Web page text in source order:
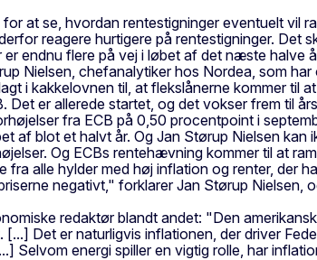
at se, hvordan rentestigninger eventuelt vil
reagere hurtigere på rentestigninger.
endnu flere på vej i løbet af det næste
Nielsen, chefanalytiker hos Nordea, som
i kakkelovnen til, at flekslånerne kommer til
er allerede startet, og det vokser frem til
fra ECB på 0,50 procentpoint i
af blot et halvt år. Og Jan Størup Nielsen
Og ECBs rentehævning kommer til at
alle hylder med høj inflation og renter, der
negativt," forklarer Jan Størup Nielsen,
redaktør blandt andet: "Den
Det er naturligvis inflationen, der driver
Selvom energi spiller en vigtig rolle, har